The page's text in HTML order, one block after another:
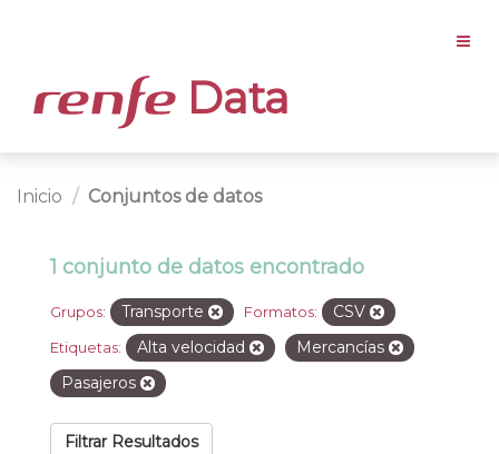
Data
Inicio Conjuntos de datos
1 conjunto de datos encontrado
Grupos: Transporte Formatos: CSV
Etiquetas: Alta velocidad
Mercancías
Pasajeros
Filtrar Resultados